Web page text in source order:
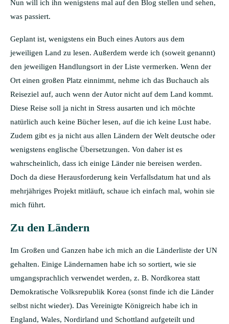
Nun will ich ihn wenigstens mal auf den Blog stellen und sehen,
was passiert.
Geplant ist, wenigstens ein Buch eines Autors aus dem
jeweiligen Land zu lesen. Außerdem werde ich (soweit genannt)
den jeweiligen Handlungsort in der Liste vermerken. Wenn der
Ort einen großen Platz einnimmt, nehme ich das Buchauch als
Reiseziel auf, auch wenn der Autor nicht auf dem Land kommt.
Diese Reise soll ja nicht in Stress ausarten und ich möchte
natürlich auch keine Bücher lesen, auf die ich keine Lust habe.
Zudem gibt es ja nicht aus allen Ländern der Welt deutsche oder
wenigstens englische Übersetzungen. Von daher ist es
wahrscheinlich, dass ich einige Länder nie bereisen werden.
Doch da diese Herausforderung kein Verfallsdatum hat und als
mehrjähriges Projekt mitläuft, schaue ich einfach mal, wohin sie
mich führt.
Zu den Ländern
Im Großen und Ganzen habe ich mich an die Länderliste der UN
gehalten. Einige Ländernamen habe ich so sortiert, wie sie
umgangsprachlich verwendet werden, z. B. Nordkorea statt
Demokratische Volksrepublik Korea (sonst finde ich die Länder
selbst nicht wieder). Das Vereinigte Königreich habe ich in
England, Wales, Nordirland und Schottland aufgeteilt und